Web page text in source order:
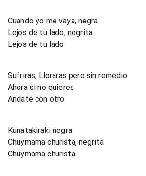
Cuando yo me vaya, negra
Lejos de tu lado, negrita
Lejos de tu lado
Sufriras, Lloraras pero sin remedio
Ahora si no quieres
Andate con otro
Kunatakiraki negra
Chuymama churista, negrita
Chuymama churista